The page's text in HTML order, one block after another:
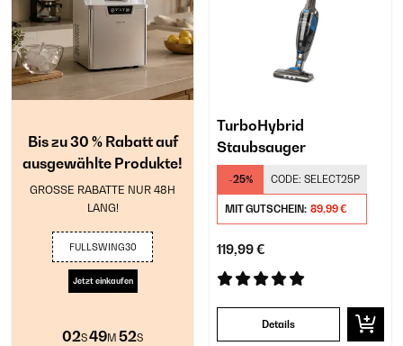
Bis zu 30 % Rabatt auf
ausgewählte Produkte!
GROSSE RABATTE NUR 48H
LANG!
FULLSWING30
Jetzt einkaufen
02S 49M 51S
TurboHybrid
Staubsauger
-25% CODE: SELECT25P
MIT GUTSCHEIN: 89,99 €
119,99 €
Details